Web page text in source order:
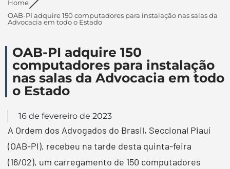
Home
OAB-PI adquire 150 computadores para instalação nas salas da
Advocacia em todo o Estado
OAB-PI adquire 150
computadores para instalação
nas salas da Advocacia em todo
o Estado
16 de fevereiro de 2023
A Ordem dos Advogados do Brasil, Seccional Piauí
(OAB-PI), recebeu na tarde desta quinta-feira
(16/02), um carregamento de 150 computadores